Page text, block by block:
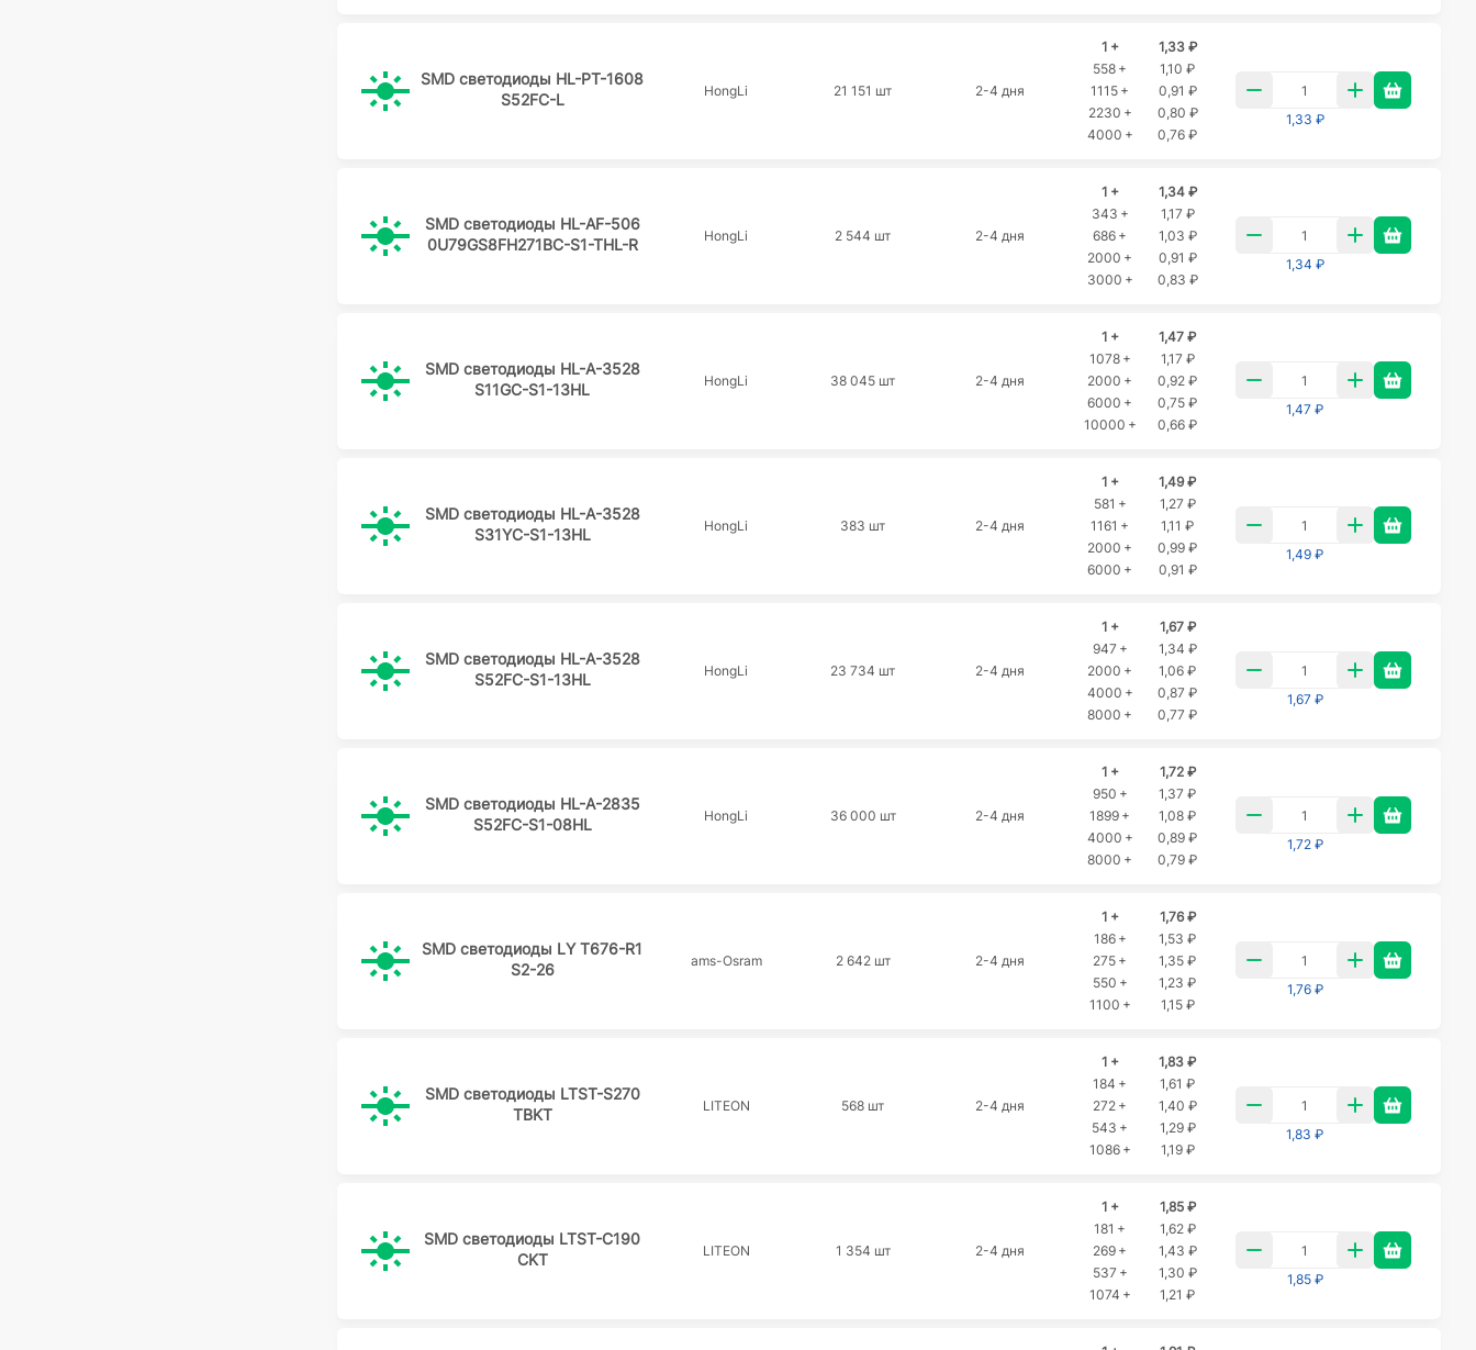
SMD светодиоды HL-PT-1608
S52FC-L
HongLi 21 151 шт 2-4 дня
1 +
1,33 ₽
558 +
1,10 ₽
1115 +
0,91 ₽
2230 +
0,80 ₽
4000 +
0,76 ₽
1,33 ₽
SMD светодиоды HL-AF-506
0U79GS8FH271BC-S1-THL-R
HongLi 2 544 шт 2-4 дня
1 +
1,34 ₽
343 +
1,17 ₽
686 +
1,03 ₽
2000 +
0,91 ₽
3000 +
0,83 ₽
1,34 ₽
SMD светодиоды HL-A-3528
S11GC-S1-13HL
HongLi 38 045 шт 2-4 дня
1 +
1,47 ₽
1078 +
1,17 ₽
2000 +
0,92 ₽
6000 +
0,75 ₽
10000 +
0,66 ₽
1,47 ₽
SMD светодиоды HL-A-3528
S31YC-S1-13HL
HongLi 383 шт 2-4 дня
1 +
1,49 ₽
581 +
1,27 ₽
1161 +
1,11 ₽
2000 +
0,99 ₽
6000 +
0,91 ₽
1,49 ₽
SMD светодиоды HL-A-3528
S52FC-S1-13HL
HongLi 23 734 шт 2-4 дня
1 +
1,67 ₽
947 +
1,34 ₽
2000 +
1,06 ₽
4000 +
0,87 ₽
8000 +
0,77 ₽
1,67 ₽
SMD светодиоды HL-A-2835
S52FC-S1-08HL
HongLi 36 000 шт 2-4 дня
1 +
1,72 ₽
950 +
1,37 ₽
1899 +
1,08 ₽
4000 +
0,89 ₽
8000 +
0,79 ₽
1,72 ₽
SMD светодиоды LY T676-R1
S2-26
ams-Osram 2 642 шт 2-4 дня
1 +
1,76 ₽
186 +
1,53 ₽
275 +
1,35 ₽
550 +
1,23 ₽
1100 +
1,15 ₽
1,76 ₽
SMD светодиоды LTST-S270
TBKT
LITEON 568 шт 2-4 дня
1 +
1,83 ₽
184 +
1,61 ₽
272 +
1,40 ₽
543 +
1,29 ₽
1086 +
1,19 ₽
1,83 ₽
SMD светодиоды LTST-C190
CKT
LITEON 1 354 шт 2-4 дня
1 +
1,85 ₽
181 +
1,62 ₽
269 +
1,43 ₽
537 +
1,30 ₽
1074 +
1,21 ₽
1,85 ₽